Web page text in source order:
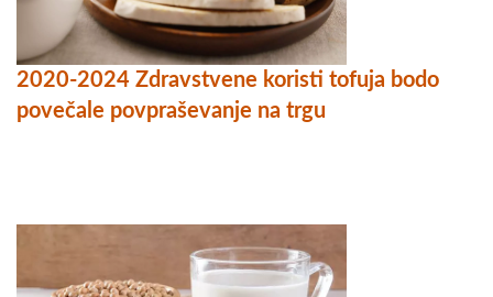
2020-2024 Zdravstvene koristi tofuja bodo
povečale povpraševanje na trgu